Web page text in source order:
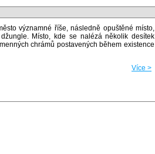
významné říše, následně opuštěné místo,
Místo, kde se nalézá několik desítek
chrámů postavených během existence
Více >